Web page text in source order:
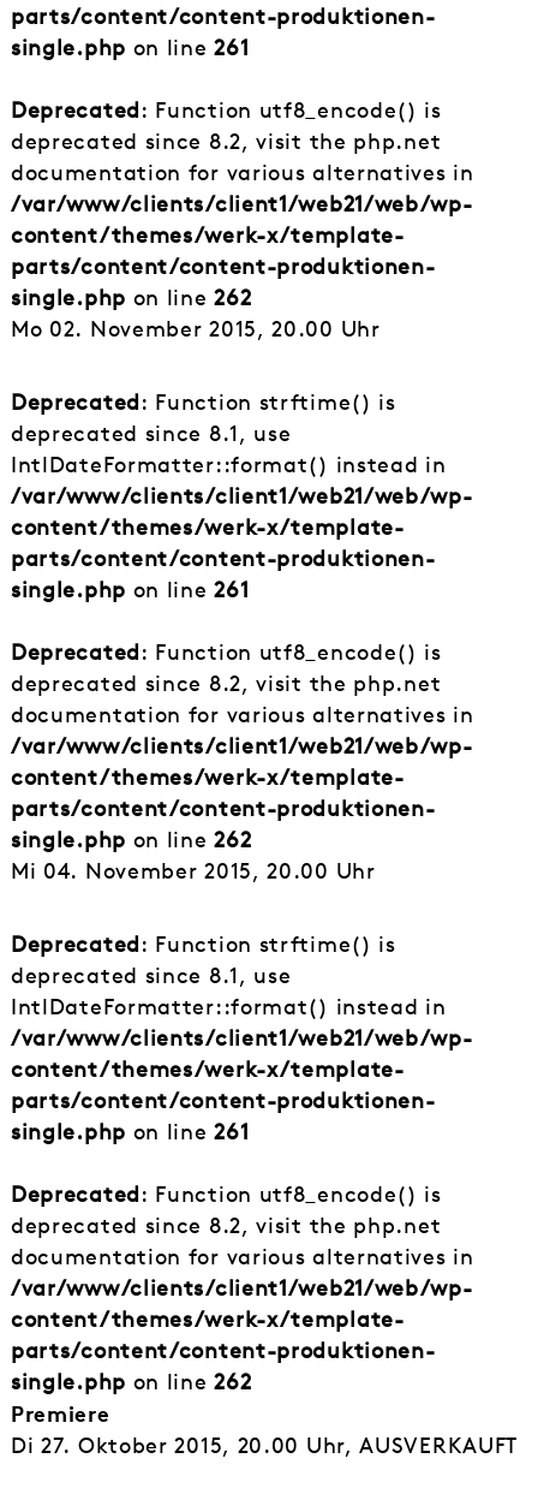
parts/content/content-produktionen-
single.php on line261
Deprecated: Function utf8_encode() is
deprecated since 8.2, visit the php.net
documentation for various alternatives in
/var/www/clients/client1/web21/web/wp-
content/themes/werk-x/template-
parts/content/content-produktionen-
single.php on line262
Mo 02. November 2015, 20.00 Uhr
Deprecated: Function strftime() is
deprecated since 8.1, use
IntlDateFormatter::format() instead in
/var/www/clients/client1/web21/web/wp-
content/themes/werk-x/template-
parts/content/content-produktionen-
single.php on line261
Deprecated: Function utf8_encode() is
deprecated since 8.2, visit the php.net
documentation for various alternatives in
/var/www/clients/client1/web21/web/wp-
content/themes/werk-x/template-
parts/content/content-produktionen-
single.php on line262
Mi 04. November 2015, 20.00 Uhr
Deprecated: Function strftime() is
deprecated since 8.1, use
IntlDateFormatter::format() instead in
/var/www/clients/client1/web21/web/wp-
content/themes/werk-x/template-
parts/content/content-produktionen-
single.php on line261
Deprecated: Function utf8_encode() is
deprecated since 8.2, visit the php.net
documentation for various alternatives in
/var/www/clients/client1/web21/web/wp-
content/themes/werk-x/template-
parts/content/content-produktionen-
single.php on line262
Premiere
Di 27. Oktober 2015, 20.00 Uhr, AUSVERKAUFT